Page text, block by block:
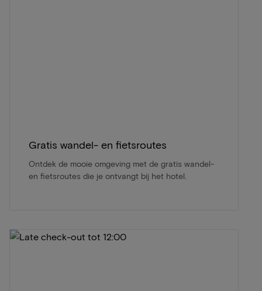
Gratis wandel- en fietsroutes
Ontdek de mooie omgeving met de gratis wandel-
en fietsroutes die je ontvangt bij het hotel.